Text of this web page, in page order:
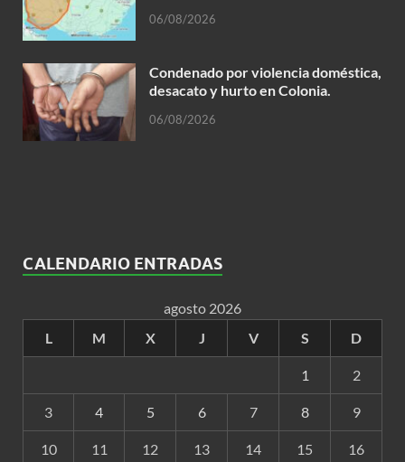
06/08/2026
Condenado por violencia doméstica,
desacato y hurto en Colonia.
06/08/2026
CALENDARIO ENTRADAS
agosto 2026
L
M X J V S D
1 2
3 4 5 6 7 8 9
10 11 12 13 14 15 16